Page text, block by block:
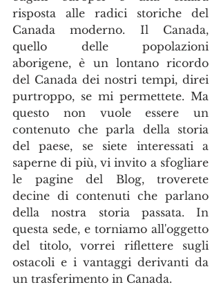
risposta alle radici storiche del
Canada moderno. Il Canada,
quello delle popolazioni
aborigene, è un lontano ricordo
del Canada dei nostri tempi, direi
purtroppo, se mi permettete. Ma
questo non vuole essere un
contenuto che parla della storia
del paese, se siete interessati a
saperne di più, vi invito a sfogliare
le pagine del Blog, troverete
decine di contenuti che parlano
della nostra storia passata. In
questa sede, e torniamo all'oggetto
del titolo, vorrei riflettere sugli
ostacoli e i vantaggi derivanti da
un trasferimento in Canada.